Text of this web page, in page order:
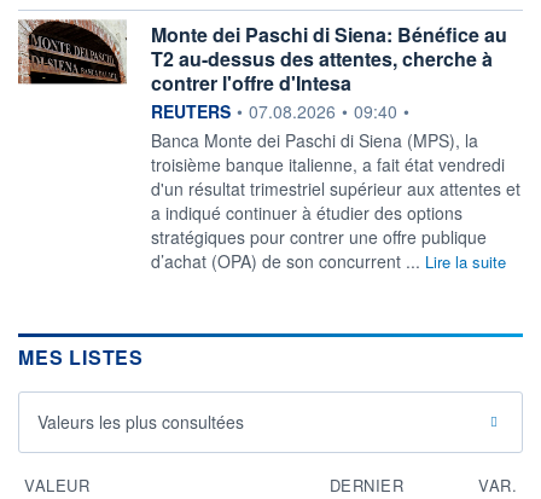
Monte dei Paschi di Siena: Bénéfice au
T2 au-dessus des attentes, cherche à
contrer l'offre d'Intesa
information fournie par
REUTERS • 07.08.2026 • 09:40 •
Banca Monte dei ‌Paschi di Siena (MPS), la
troisième banque italienne, a fait état ​vendredi
d'un résultat trimestriel supérieur aux attentes et
a indiqué continuer à étudier des options
stratégiques pour contrer une offre publique ​
d’achat (OPA) de son concurrent ... Lire la suite
MES LISTES
Valeurs les plus consultées
VALEUR DERNIER
VAR.